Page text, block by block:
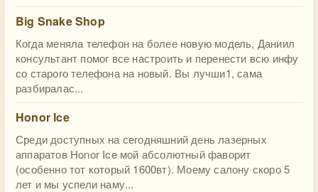
Big Snake Shop
Когда меняла телефон на более новую модель, Даниил
консультант помог все настроить и перенести всю инфу
со старого телефона на новый. Вы лучши1, сама
разбиралас...
Honor Ice
Среди доступных на сегодняшний день лазерных
аппаратов Honor Ice мой абсолютный фаворит
(особенно тот который 1600вт). Моему салону скоро 5
лет и мы успели наму...